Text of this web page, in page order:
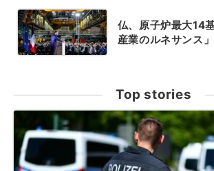
仏、原子炉最大14
産業のルネサンス」
Top stories